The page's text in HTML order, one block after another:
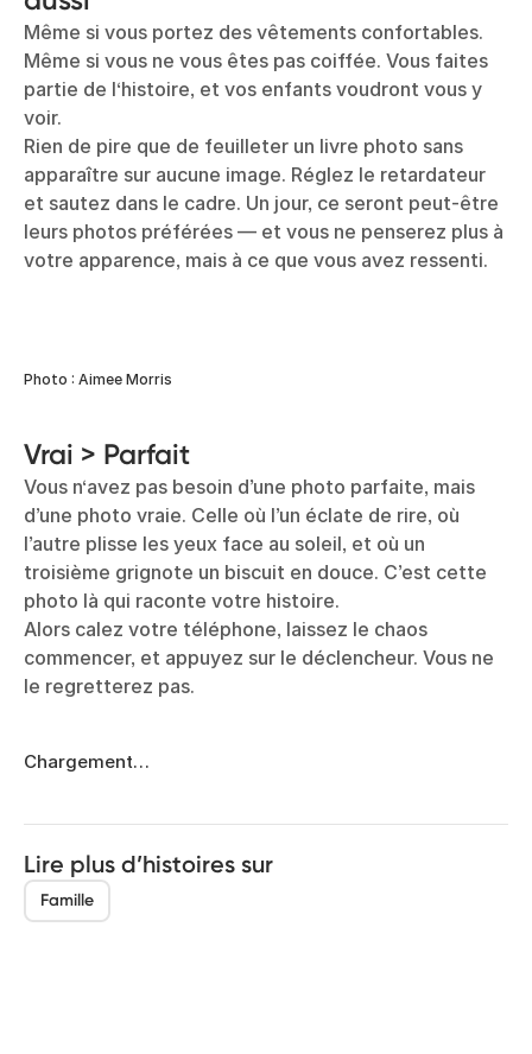
Même si vous portez des vêtements confortables.
Même si vous ne vous êtes pas coiffée. Vous faites
partie de l‘histoire, et vos enfants voudront vous y
voir.
Rien de pire que de feuilleter un livre photo sans
apparaître sur aucune image. Réglez le retardateur
et sautez dans le cadre. Un jour, ce seront peut-être
leurs photos préférées — et vous ne penserez plus à
votre apparence, mais à ce que vous avez ressenti.
Photo : Aimee Morris
Vrai > Parfait
Vous n‘avez pas besoin d’une photo parfaite, mais
d’une photo vraie. Celle où l’un éclate de rire, où
l’autre plisse les yeux face au soleil, et où un
troisième grignote un biscuit en douce. C’est cette
photo là qui raconte votre histoire.
Alors calez votre téléphone, laissez le chaos
commencer, et appuyez sur le déclencheur. Vous ne
le regretterez pas.
Chargement…
Lire plus d’histoires sur
Famille